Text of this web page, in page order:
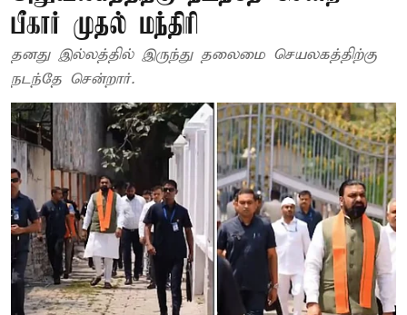
பீகார் முதல் மந்திரி
தனது இல்லத்தில் இருந்து தலைமை செயலகத்திற்கு
நடந்தே சென்றார்.